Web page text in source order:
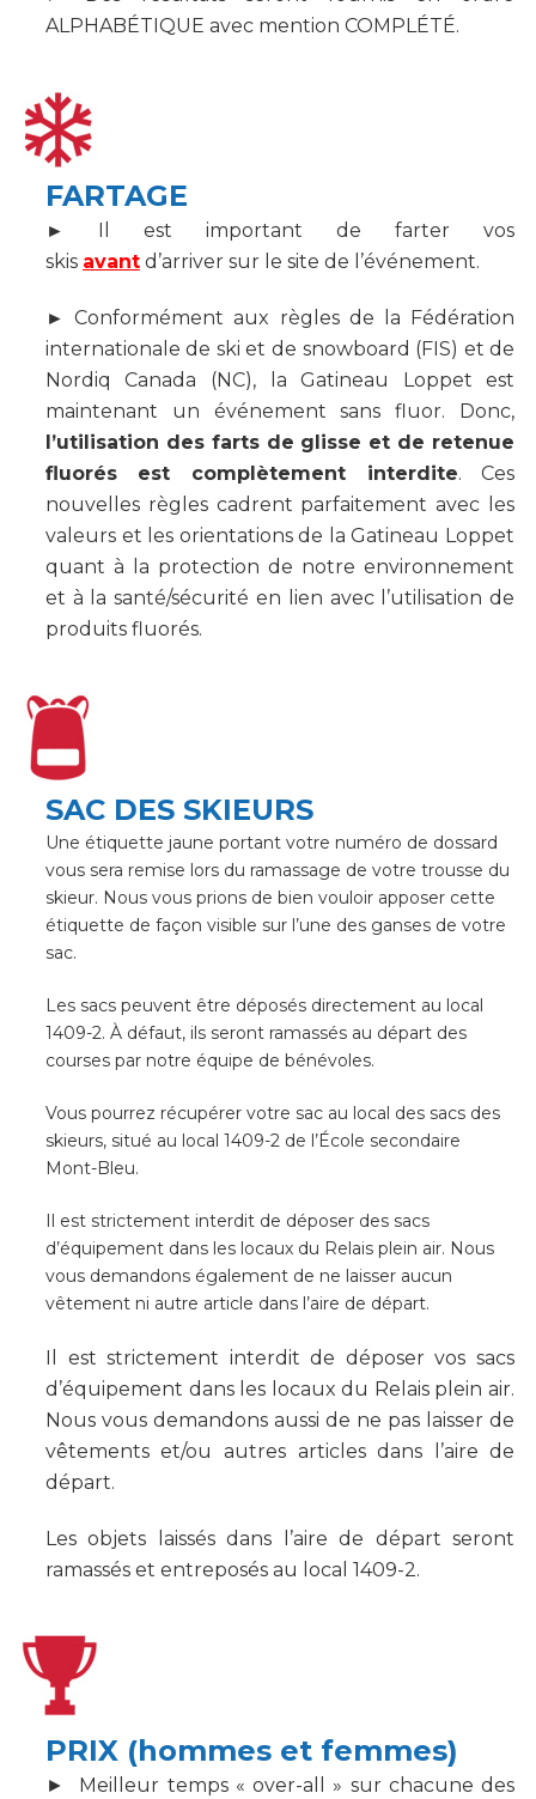
ALPHABÉTIQUE avec mention COMPLÉTÉ.
FARTAGE
►
Il est important de farter vos
skis avantd’arriver sur le site de l’événement.
► Conformément aux règles de la Fédération
internationale de ski et de snowboard (FIS) et de
Nordiq Canada (NC), la Gatineau Loppet est
maintenant un événement sans fluor. Donc,
l’utilisation des farts de glisse et de retenue
fluorés est complètement interdite. Ces
nouvelles règles cadrent parfaitement avec les
valeurs et les orientations de la Gatineau Loppet
quant à la protection de notre environnement
et à la santé/sécurité en lien avec l’utilisation de
produits fluorés.
SAC DES SKIEURS
Une étiquette jaune portant votre numéro de dossard
vous sera remise lors du ramassage de votre trousse du
skieur. Nous vous prions de bien vouloir apposer cette
étiquette de façon visible sur l’une des ganses de votre
sac.
Les sacs peuvent être déposés directement au local
1409-2. À défaut, ils seront ramassés au départ des
courses par notre équipe de bénévoles.
Vous pourrez récupérer votre sac au local des sacs des
skieurs, situé au local 1409-2 de l’École secondaire
Mont-Bleu.
Il est strictement interdit de déposer des sacs
d’équipement dans les locaux du Relais plein air. Nous
vous demandons également de ne laisser aucun
vêtement ni autre article dans l’aire de départ.
Il est strictement interdit de déposer vos sacs
d’équipement dans les locaux du Relais plein air.
Nous vous demandons aussi de ne pas laisser de
vêtements et/ou autres articles dans l’aire de
départ.
Les objets laissés dans l’aire de départ seront
ramassés et entreposés au local 1409-2.
PRIX (hommes et femmes)
► Meilleur temps « over-all » sur chacune des